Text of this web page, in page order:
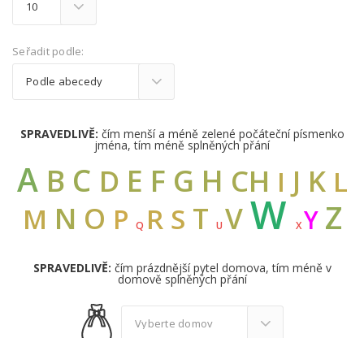
Seřadit podle:
SPRAVEDLIVĚ: čím menší a méně zelené počáteční písmenko
jména, tím méně splněných přání
A B C D E F G H CH I J K L
M N O P Q R S T U VWXY Z
SPRAVEDLIVĚ: čím prázdnější pytel domova, tím méně v
domově splněných přání